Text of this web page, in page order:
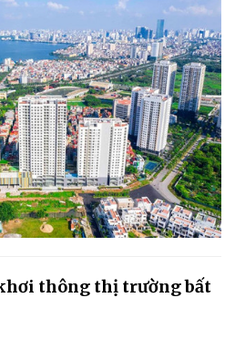
thông thị trường bất